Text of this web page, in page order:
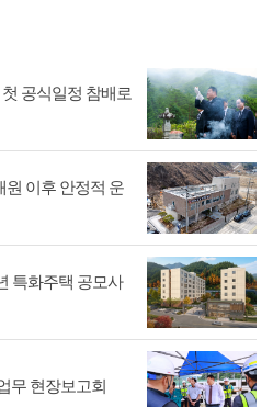
공식일정 참배로
원 이후 안정적 운
특화주택 공모사
무 현장보고회